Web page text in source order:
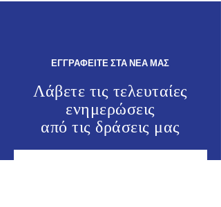
ΕΓΓΡΑΦΕΙΤΕ ΣΤΑ ΝΕΑ ΜΑΣ
Λάβετε τις τελευταίες
ενημερώσεις
από τις δράσεις μας